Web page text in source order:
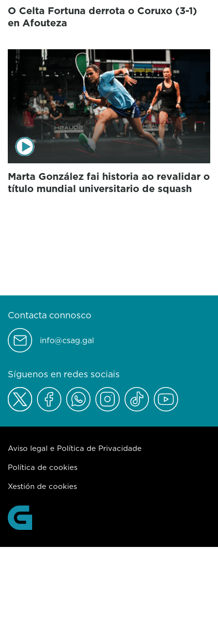
O Celta Fortuna derrota o Coruxo (3-1)
en Afouteza
Marta González fai historia ao revalidar o
título mundial universitario de squash
Contacta connosco
info@csag.gal
Síguenos en redes sociais
Aviso legal e Política de Privacidade
Política de cookies
Xestión de cookies